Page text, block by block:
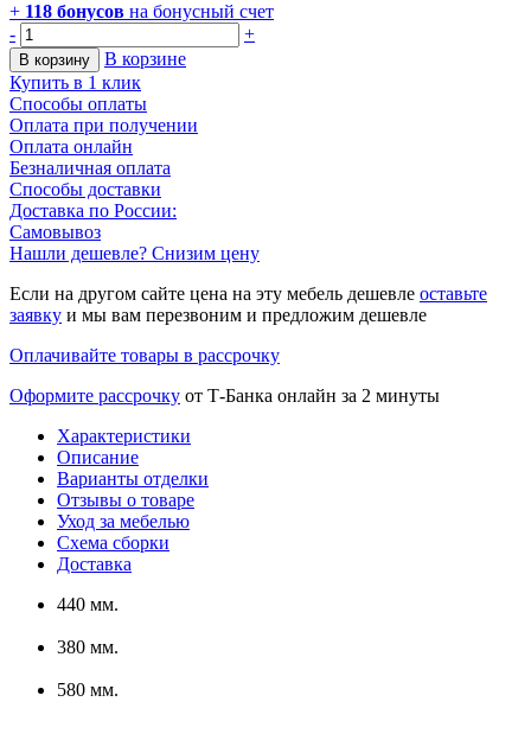
+ 118 бонусов на бонусный счет
-
+
В корзину
В корзине
Купить в 1 клик
Способы оплаты
Оплата при получении
Оплата онлайн
Безналичная оплата
Способы доставки
Доставка по России:
Самовывоз
Нашли дешевле? Снизим цену
Если на другом сайте цена на эту мебель дешевле оставьте
заявку и мы вам перезвоним и предложим дешевле
Оплачивайте товары в рассрочку
Оформите рассрочку от Т-Банка онлайн за 2 минуты
Характеристики
Описание
Варианты отделки
Отзывы о товаре
Уход за мебелью
Схема сборки
Доставка
440 мм.
380 мм.
580 мм.